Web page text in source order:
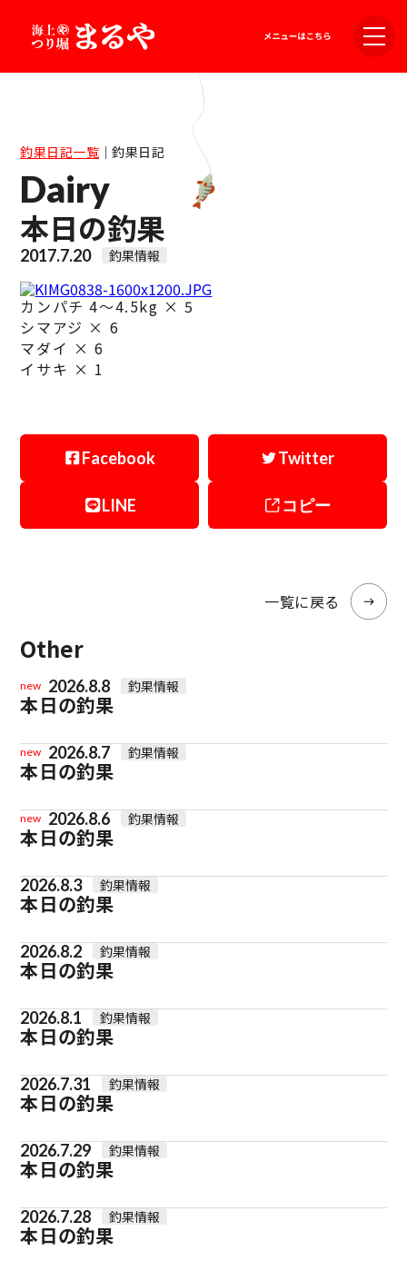
釣果日記一覧｜釣果日記
Dairy
本日の釣果
2017.7.20 釣果情報
カンパチ 4～4.5kg × 5
シマアジ × 6
マダイ × 6
イサキ × 1
Facebook Twitter
LINE コピー
一覧に戻る
Other
new 2026.8.8 釣果情報
本日の釣果
new 2026.8.7 釣果情報
本日の釣果
new 2026.8.6 釣果情報
本日の釣果
2026.8.3 釣果情報
本日の釣果
2026.8.2 釣果情報
本日の釣果
2026.8.1 釣果情報
本日の釣果
2026.7.31 釣果情報
本日の釣果
2026.7.29 釣果情報
本日の釣果
2026.7.28 釣果情報
本日の釣果